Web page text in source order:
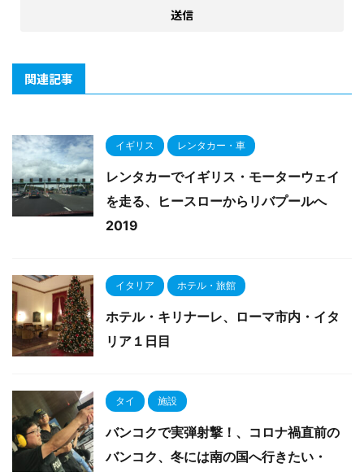
関連記事
イギリス レンタカー・車
レンタカーでイギリス・モーターウェイ
を走る、ヒースローからリバプールへ
2019
イタリア ホテル・旅館
ホテル・キリナーレ、ローマ市内・イタ
リア１日目
タイ 施設
バンコクで実弾射撃！、コロナ禍直前の
バンコク、冬には南の国へ行きたい・